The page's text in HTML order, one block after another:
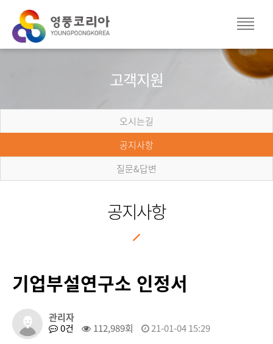
고객지원
오시는길
공지사항
질문&답변
공지사항
기업부설연구소 인정서
관리자
0건
112,989회 21-01-04 15:29